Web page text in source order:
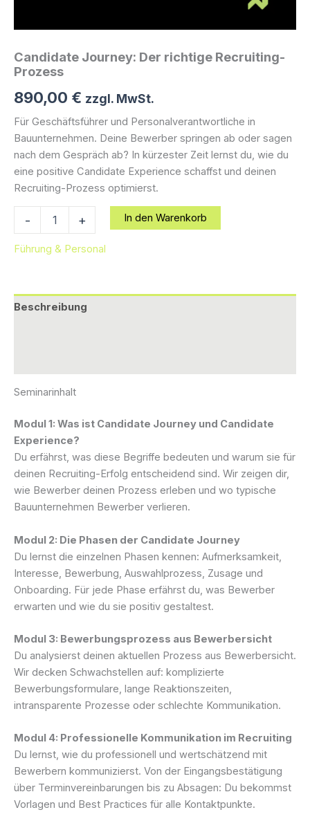
Candidate Journey: Der richtige Recruiting-
Prozess
890,00 € zzgl. MwSt.
Für Geschäftsführer und Personalverantwortliche in
Bauunternehmen. Deine Bewerber springen ab oder sagen
nach dem Gespräch ab? In kürzester Zeit lernst du, wie du
eine positive Candidate Experience schaffst und deinen
Recruiting-Prozess optimierst.
-
Journey:
richtige
Menge
+ In den Warenkorb
Führung & Personal
Beschreibung
Seminarinhalt
Modul 1: Was ist Candidate Journey und Candidate
Experience?
Du erfährst, was diese Begriffe bedeuten und warum sie für
deinen Recruiting-Erfolg entscheidend sind. Wir zeigen dir,
wie Bewerber deinen Prozess erleben und wo typische
Bauunternehmen Bewerber verlieren.
Modul 2: Die Phasen der Candidate Journey
Du lernst die einzelnen Phasen kennen: Aufmerksamkeit,
Interesse, Bewerbung, Auswahlprozess, Zusage und
Onboarding. Für jede Phase erfährst du, was Bewerber
erwarten und wie du sie positiv gestaltest.
Modul 3: Bewerbungsprozess aus Bewerbersicht
Du analysierst deinen aktuellen Prozess aus Bewerbersicht.
Wir decken Schwachstellen auf: komplizierte
Bewerbungsformulare, lange Reaktionszeiten,
intransparente Prozesse oder schlechte Kommunikation.
Modul 4: Professionelle Kommunikation im Recruiting
Du lernst, wie du professionell und wertschätzend mit
Bewerbern kommunizierst. Von der Eingangsbestätigung
über Terminvereinbarungen bis zu Absagen: Du bekommst
Vorlagen und Best Practices für alle Kontaktpunkte.